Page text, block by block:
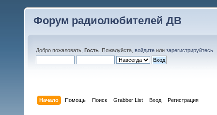
Форум радиолюбителей ДВ
Добро пожаловать, Гость . Пожалуйста, войдите или зарегистрируйтесь
Начало Помощь Поиск Grabber List Вход Регистрация